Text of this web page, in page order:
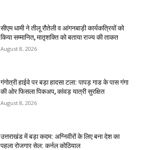
सीएम धामी ने तीलू रौतेली व आंगनबाड़ी कार्यकत्रियों को
किया सम्मानित, मातृशक्ति को बताया राज्य की ताकत
August 8, 2026
गंगोत्री हाईवे पर बड़ा हादसा टला: पापड़ गाड के पास गंगा
की ओर फिसला पिकअप, कांवड़ यात्री सुरक्षित
August 8, 2026
उत्तराखंड में बड़ा कदम: अग्निवीरों के लिए बना देश का
पहला रोजगार सेल: कर्नल कोठियाल